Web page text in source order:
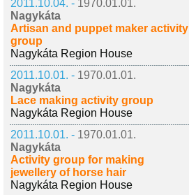
2011.10.04. - 1970.01.01.
Nagykáta
Artisan and puppet maker activity
group
Nagykáta Region House
2011.10.01. - 1970.01.01.
Nagykáta
Lace making activity group
Nagykáta Region House
2011.10.01. - 1970.01.01.
Nagykáta
Activity group for making
jewellery of horse hair
Nagykáta Region House